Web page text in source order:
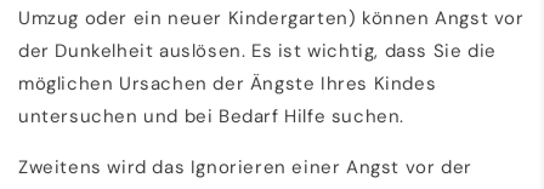
Umzug oder ein neuer Kindergarten) können Angst vor
der Dunkelheit auslösen. Es ist wichtig, dass Sie die
möglichen Ursachen der Ängste Ihres Kindes
untersuchen und bei Bedarf Hilfe suchen.
Zweitens wird das Ignorieren einer Angst vor der